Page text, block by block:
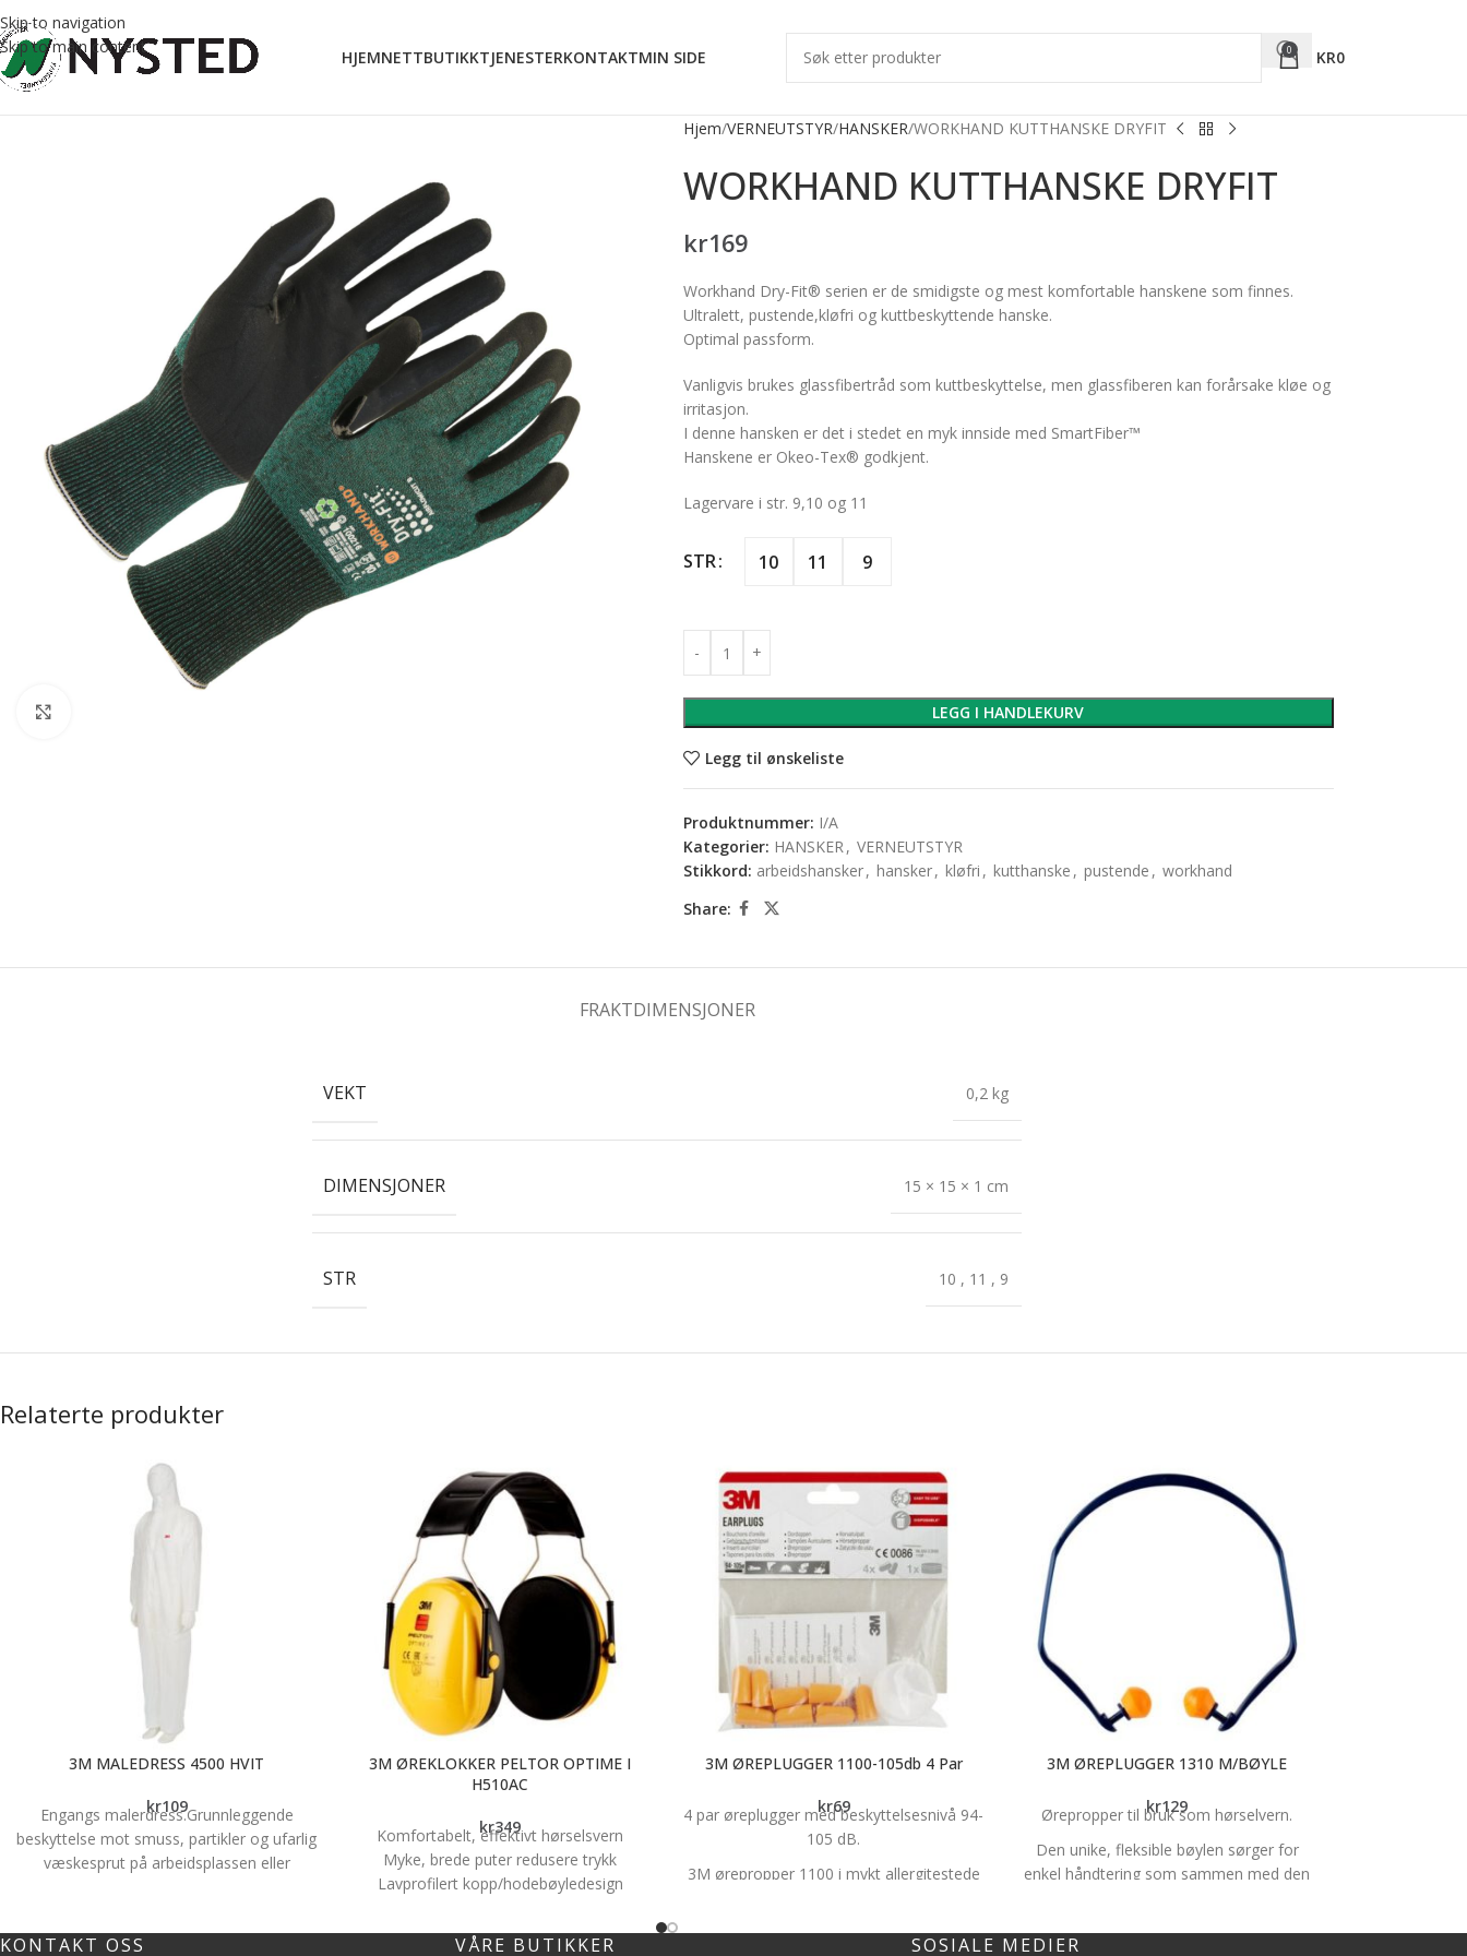
Skip to navigation
Skip to main content
HJEMNETTBUTIKKTJENESTERKONTAKTMIN SIDE 0 KR0
Hjem VERNEUTSTYR HANSKER WORKHAND KUTTHANSKE DRYFIT
WORKHAND KUTTHANSKE DRYFIT
kr169
Workhand Dry-Fit® serien er de smidigste og mest komfortable hanskene som finnes.
Ultralett, pustende,kløfri og kuttbeskyttende hanske.
Optimal passform.
Vanligvis brukes glassfibertråd som kuttbeskyttelse, men glassfiberen kan forårsake kløe og
irritasjon.
I denne hansken er det i stedet en myk innside med SmartFiber™
Hanskene er Okeo-Tex® godkjent.
Lagervare i str. 9,10 og 11
STR 10 11 9
LEGG I HANDLEKURV
Legg til ønskeliste
Produktnummer: I/A
Kategorier: HANSKER, VERNEUTSTYR
Stikkord: arbeidshansker, hansker, kløfri , kutthanske , pustende , workhand
Share:
FRAKTDIMENSJONER
VEKT 0,2 kg
DIMENSJONER 15 × 15 × 1 cm
STR 10 , 11 , 9
Relaterte produkter
3M MALEDRESS 4500 HVIT
kr109
Engangs malerdress.Grunnleggende
beskyttelse mot smuss, partikler og ufarlig
væskesprut på arbeidsplassen eller
3M ØREKLOKKER PELTOR OPTIME I
H510AC
kr349
Komfortabelt, effektivt hørselsvern
Myke, brede puter redusere trykk
Lavprofilert kopp/hodebøyledesign
Enkel utskifting av puter/innlegg
3M ØREPLUGGER 1100-105db 4 Par
kr69
4 par øreplugger med beskyttelsesnivå 94-
105 dB.
3M ørepropper 1100 i mykt allergitestede
glatte, smussavvisende overflaten gir
3M ØREPLUGGER 1310 M/BØYLE
kr129
Ørepropper til bruk som hørselvern.
Den unike, fleksible bøylen sørger for
enkel håndtering som sammen med den
Øreproppen er i skummateriale som er
stropper og
KONTAKT OSS VÅRE BUTIKKER SOSIALE MEDIER